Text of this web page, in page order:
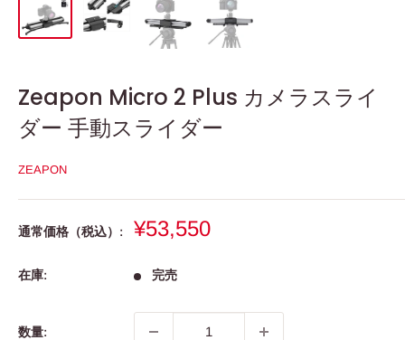
Zeapon Micro 2 Plus カメラスライ
ダー 手動スライダー
ZEAPON
通常価格（税込）:
販
価
¥53,550
在庫: 完売
数量: